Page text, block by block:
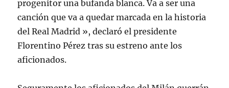
progenitor una bufanda blanca. Va a ser una
canción que va a quedar marcada en la historia
del Real Madrid », declaró el presidente
Florentino Pérez tras su estreno ante los
aficionados.